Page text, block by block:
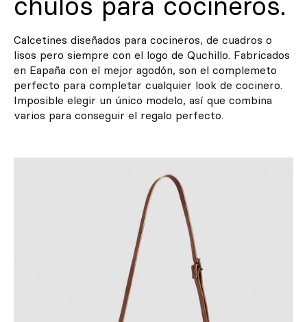
Calcetines diseñados para cocineros, de cuadros o
lisos pero siempre con el logo de Quchillo. Fabricados
en Eapaña con el mejor agodón, son el complemeto
perfecto para completar cualquier look de cocinero.
Imposible elegir un único modelo, así que combina
varios para conseguir el regalo perfecto.